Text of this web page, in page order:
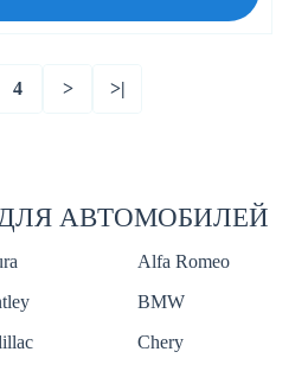
4 > >|
АВТОМОБИЛЕЙ
Alfa Romeo
BMW
Chery